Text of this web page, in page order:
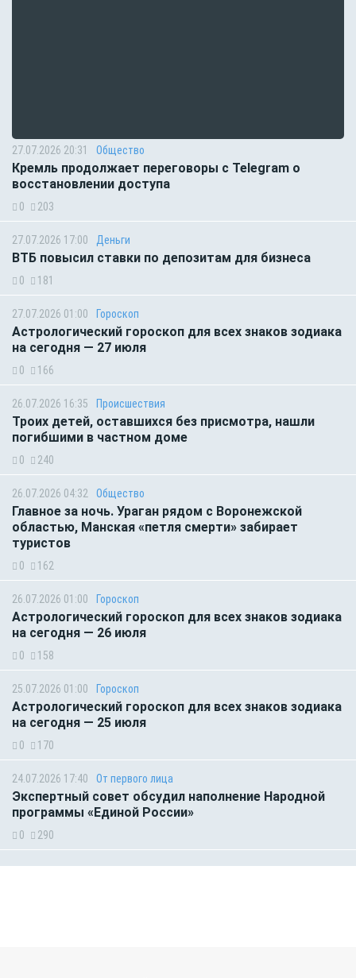
27.07.2026 20:31 Общество
Кремль продолжает переговоры с Telegram о
восстановлении доступа
0 203
27.07.2026 17:00 Деньги
ВТБ повысил ставки по депозитам для бизнеса
0 181
27.07.2026 01:00 Гороскоп
Астрологический гороскоп для всех знаков зодиака
на сегодня — 27 июля
0 166
26.07.2026 16:35 Происшествия
Троих детей, оставшихся без присмотра, нашли
погибшими в частном доме
0 240
26.07.2026 04:32 Общество
Главное за ночь. Ураган рядом с Воронежской
областью, Манская «петля смерти» забирает
туристов
0 162
26.07.2026 01:00 Гороскоп
Астрологический гороскоп для всех знаков зодиака
на сегодня — 26 июля
0 158
25.07.2026 01:00 Гороскоп
Астрологический гороскоп для всех знаков зодиака
на сегодня — 25 июля
0 170
24.07.2026 17:40 От первого лица
Экспертный совет обсудил наполнение Народной
программы «Единой России»
0 290